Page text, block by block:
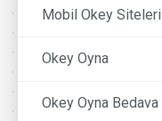
Mobil Okey Siteleri
Okey Oyna
Okey Oyna Bedava